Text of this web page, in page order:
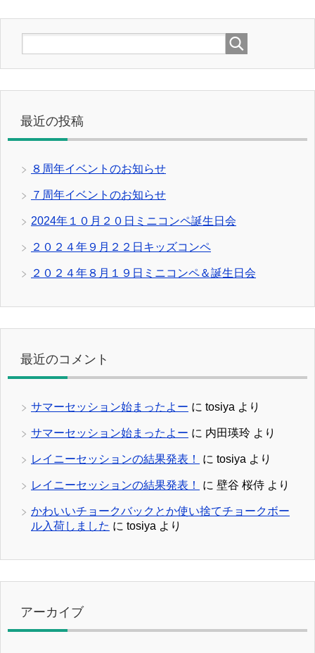
最近の投稿
８周年イベントのお知らせ
７周年イベントのお知らせ
2024年１０月２０日ミニコンペ誕生日会
２０２４年９月２２日キッズコンペ
２０２４年８月１９日ミニコンペ＆誕生日会
最近のコメント
サマーセッション始まったよー に tosiya より
サマーセッション始まったよー に 内田瑛玲 より
レイニーセッションの結果発表！ に tosiya より
レイニーセッションの結果発表！ に 壁谷 桜侍 より
かわいいチョークバックとか使い捨てチョークボー
ル入荷しました に tosiya より
アーカイブ